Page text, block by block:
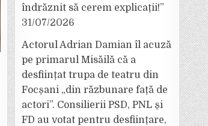
îndrăznit să cerem explicații!”
31/07/2026
Actorul Adrian Damian îl acuză
pe primarul Misăilă că a
desființat trupa de teatru din
Focșani „din răzbunare față de
actori”. Consilierii PSD, PNL și
FD au votat pentru desființare,